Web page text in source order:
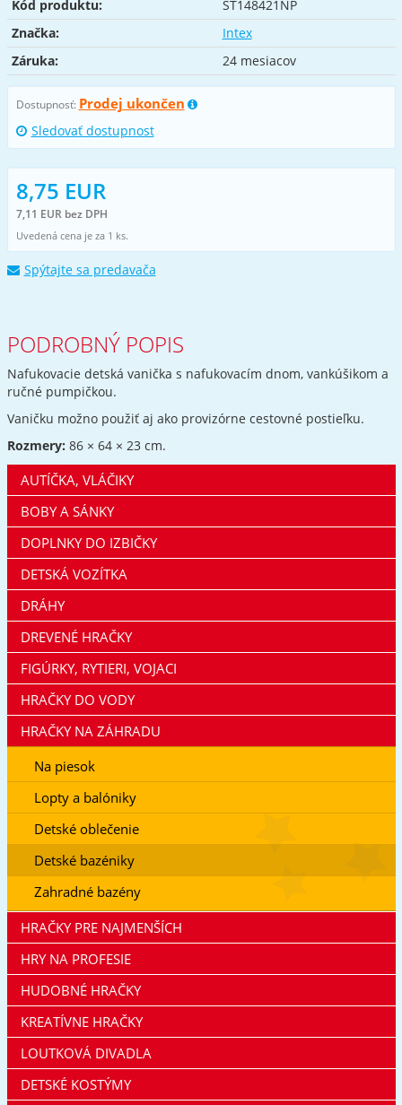
Kód produktu:
ST148421NP
Značka:
Intex
Záruka:
24 mesiacov
Dostupnosť: Prodej ukončen
Sledovať dostupnost
8,75 EUR
7,11 EUR bez DPH
Uvedená cena je za 1 ks.
Spýtajte sa predavača
PODROBNÝ POPIS
Nafukovacie detská vanička s nafukovacím dnom, vankúšikom a
ručné pumpičkou.
Vaničku možno použiť aj ako provizórne cestovné postieľku.
Rozmery: 86 × 64 × 23 cm.
AUTÍČKA, VLÁČIKY
BOBY A SÁNKY
DOPLNKY DO IZBIČKY
DETSKÁ VOZÍTKA
DRÁHY
DREVENÉ HRAČKY
FIGÚRKY, RYTIERI, VOJACI
HRAČKY DO VODY
HRAČKY NA ZÁHRADU
Na piesok
Lopty a balóniky
Detské oblečenie
Detské bazéniky
Zahradné bazény
HRAČKY PRE NAJMENŠÍCH
HRY NA PROFESIE
HUDOBNÉ HRAČKY
KREATÍVNE HRAČKY
LOUTKOVÁ DIVADLA
DETSKÉ KOSTÝMY